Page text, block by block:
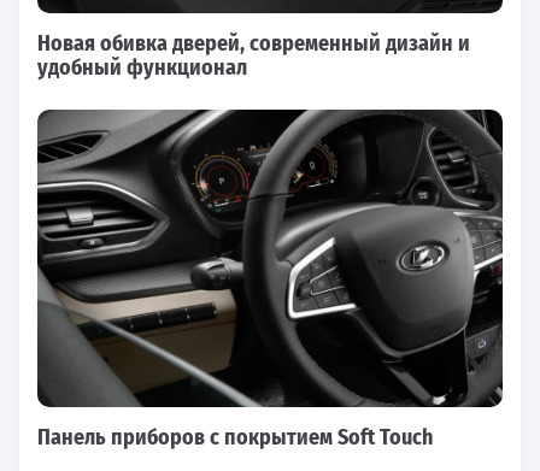
Новая обивка дверей, современный дизайн и
удобный функционал
Панель приборов с покрытием Soft Touch